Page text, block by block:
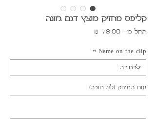
קליפס מחזיק מוצץ דגם ג'וונה
החל מ- 78.00 ₪
Name on the clip
*
שם התינוק (לא חובה)